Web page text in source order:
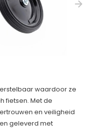
waardoor ze
fietsen. Met de
en veiligheid
geleverd met